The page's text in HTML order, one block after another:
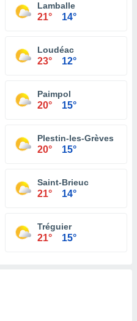
Lamballe
21° 14°
Loudéac
23° 12°
Paimpol
20° 15°
Plestin-les-Grèves
20° 15°
Saint-Brieuc
21° 14°
Tréguier
21° 15°